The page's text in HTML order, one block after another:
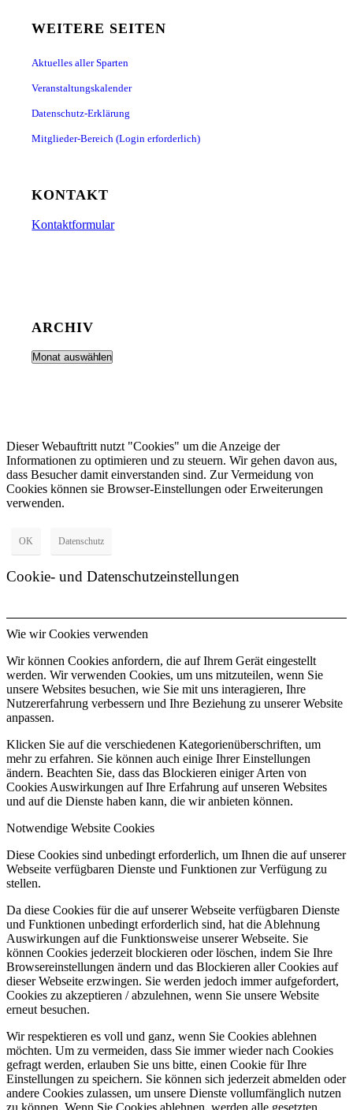
WEITERE SEITEN
Aktuelles aller Sparten
Veranstaltungskalender
Datenschutz-Erklärung
Mitglieder-Bereich (Login erforderlich)
KONTAKT
Kontaktformular
ARCHIV
Dieser Webauftritt nutzt "Cookies" um die Anzeige der
Informationen zu optimieren und zu steuern. Wir gehen davon aus,
dass Besucher damit einverstanden sind. Zur Vermeidung von
Cookies können sie Browser-Einstellungen oder Erweiterungen
verwenden.
OK Datenschutz
Cookie- und Datenschutzeinstellungen
Wie wir Cookies verwenden
Wir können Cookies anfordern, die auf Ihrem Gerät eingestellt
werden. Wir verwenden Cookies, um uns mitzuteilen, wenn Sie
unsere Websites besuchen, wie Sie mit uns interagieren, Ihre
Nutzererfahrung verbessern und Ihre Beziehung zu unserer Website
anpassen.
Klicken Sie auf die verschiedenen Kategorienüberschriften, um
mehr zu erfahren. Sie können auch einige Ihrer Einstellungen
ändern. Beachten Sie, dass das Blockieren einiger Arten von
Cookies Auswirkungen auf Ihre Erfahrung auf unseren Websites
und auf die Dienste haben kann, die wir anbieten können.
Notwendige Website Cookies
Diese Cookies sind unbedingt erforderlich, um Ihnen die auf unserer
Webseite verfügbaren Dienste und Funktionen zur Verfügung zu
stellen.
Da diese Cookies für die auf unserer Webseite verfügbaren Dienste
und Funktionen unbedingt erforderlich sind, hat die Ablehnung
Auswirkungen auf die Funktionsweise unserer Webseite. Sie
können Cookies jederzeit blockieren oder löschen, indem Sie Ihre
Browsereinstellungen ändern und das Blockieren aller Cookies auf
dieser Webseite erzwingen. Sie werden jedoch immer aufgefordert,
Cookies zu akzeptieren / abzulehnen, wenn Sie unsere Website
erneut besuchen.
Wir respektieren es voll und ganz, wenn Sie Cookies ablehnen
möchten. Um zu vermeiden, dass Sie immer wieder nach Cookies
gefragt werden, erlauben Sie uns bitte, einen Cookie für Ihre
Einstellungen zu speichern. Sie können sich jederzeit abmelden oder
andere Cookies zulassen, um unsere Dienste vollumfänglich nutzen